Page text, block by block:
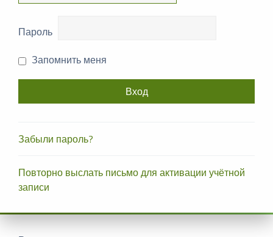
Пароль
Запомнить меня
Забыли пароль?
Повторно выслать письмо для активации учётной
записи